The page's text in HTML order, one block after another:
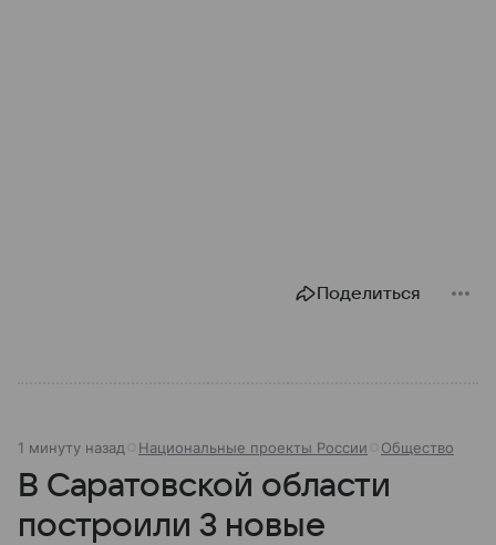
Поделиться
1 минуту назад Национальные проекты России Общество
В Саратовской области
построили 3 новые